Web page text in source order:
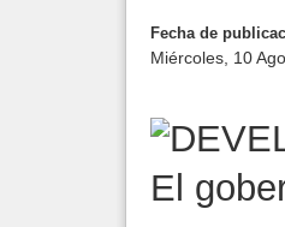
Fecha de
Miércoles, 10
El